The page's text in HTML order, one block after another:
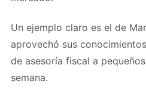
Un ejemplo claro es el de
aprovechó sus
de asesoría fiscal a
semana.